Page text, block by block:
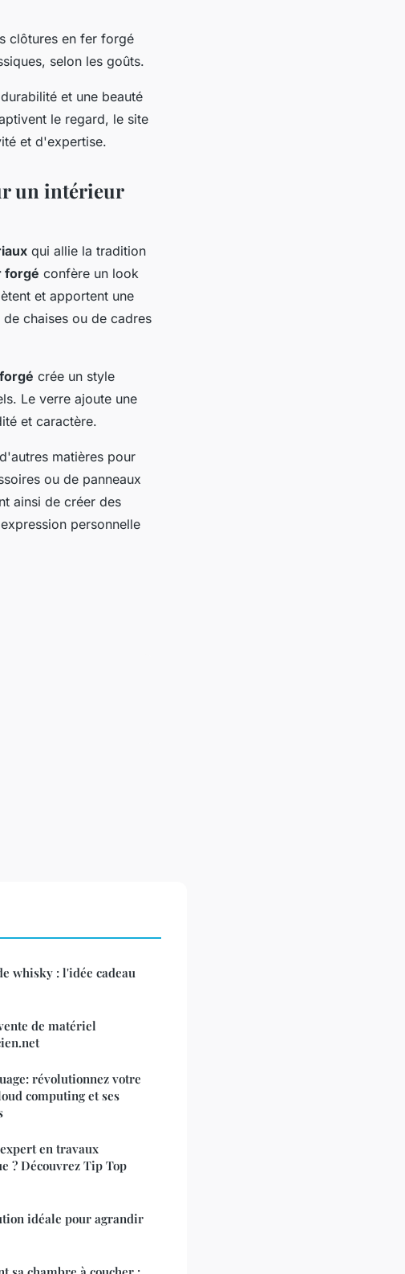
clôtures en fer forgé
selon les goûts.
et une beauté
le regard, le site
et d'expertise.
un intérieur
qui allie la tradition
forgé confère un look
et apportent une
chaises ou de cadres
crée un style
Le verre ajoute une
et caractère.
matières pour
ou de panneaux
ainsi de créer des
personnelle
whisky : l'idée cadeau
de matériel
révolutionnez votre
computing et ses
en travaux
? Découvrez Tip Top
idéale pour agrandir